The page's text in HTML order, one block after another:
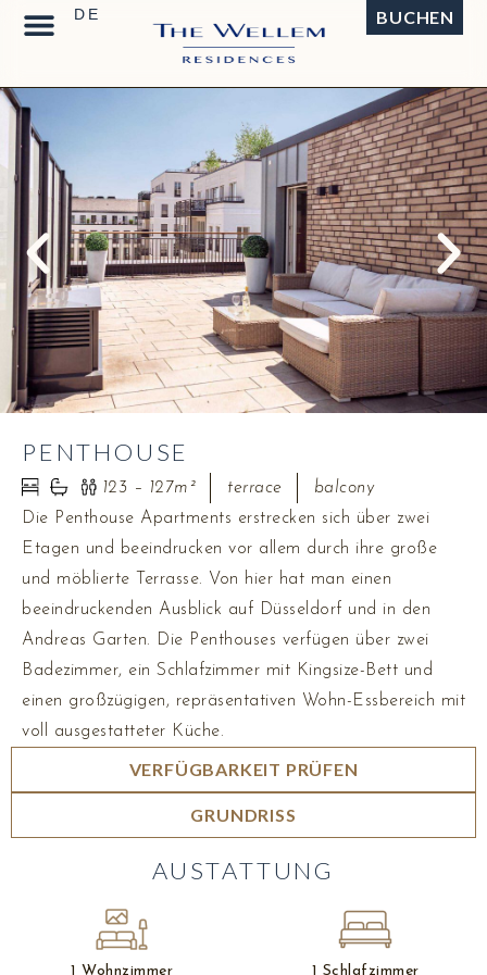
BUCHEN
PENTHOUSE
123 – 127m² terrace
balcony
Die Penthouse Apartments erstrecken sich über zwei
Etagen und beeindrucken vor allem durch ihre große
und möblierte Terrasse. Von hier hat man einen
beeindruckenden Ausblick auf Düsseldorf und in den
Andreas Garten. Die Penthouses verfügen über zwei
Badezimmer, ein Schlafzimmer mit Kingsize-Bett und
einen großzügigen, repräsentativen Wohn-Essbereich mit
voll ausgestatteter Küche.
VERFÜGBARKEIT PRÜFEN
GRUNDRISS
AUSTATTUNG
1 Wohnzimmer 1 Schlafzimmer